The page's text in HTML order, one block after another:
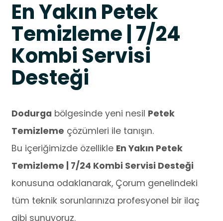
En Yakın Petek
Temizleme | 7/24
Kombi Servisi
Desteği
Dodurga bölgesinde yeni nesil Petek
Temizleme çözümleri ile tanışın.
Bu içeriğimizde özellikle En Yakın Petek
Temizleme | 7/24 Kombi Servisi Desteği
konusuna odaklanarak, Çorum genelindeki
tüm teknik sorunlarınıza profesyonel bir ilaç
gibi sunuyoruz.